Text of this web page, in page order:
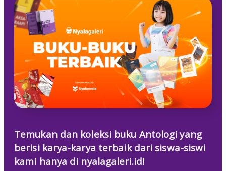
Temukan dan koleksi buku Antologi yang
berisi karya-karya terbaik dari siswa-siswi
kami hanya di nyalagaleri.id!